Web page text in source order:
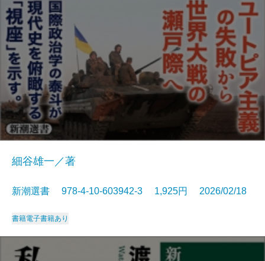
細谷雄一／著
新潮選書 978-4-10-603942-3 1,925円 2026/02/18
書籍電子書籍あり